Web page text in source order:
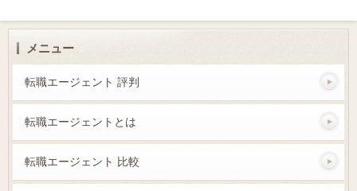
メニュー
転職エージェント 評判
転職エージェントとは
転職エージェント 比較